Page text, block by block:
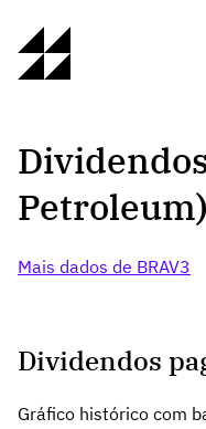
Petroleum)
Mais dados de BRAV3
Dividendos
Gráfico histórico com